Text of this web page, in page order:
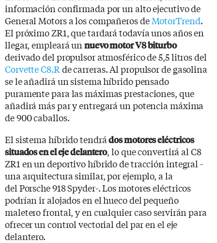
información confirmada por un alto ejecutivo de
General Motors a los compañeros deMotorTrend.
El próximo ZR1, que tardará todavía unos años en
llegar, empleará un nuevo motor V8 biturbo
derivado del propulsor atmosférico de 5,5 litros del
Corvette C8.Rde carreras. Al propulsor de gasolina
se le añadirá un sistema híbrido pensado
puramente para las máximas prestaciones, que
añadirá más par y entregará un potencia máxima
de 900 caballos.
El sistema híbrido tendrádos motores eléctricos
situados en el eje delantero, lo que convertirá al C8
ZR1 en un deportivo híbrido de tracción integral -
una arquitectura similar, por ejemplo, a la
del Porsche 918 Spyder-. Los motores eléctricos
podrían ir alojados en el hueco del pequeño
maletero frontal, y en cualquier caso servirán para
ofrecer un control vectorial del par en el eje
delantero.